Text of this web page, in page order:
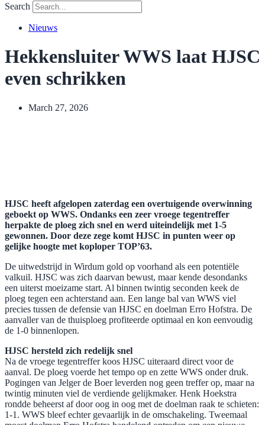
Search
Nieuws
Hekkensluiter WWS laat HJSC
even schrikken
March 27, 2026
HJSC heeft afgelopen zaterdag een overtuigende overwinning
geboekt op WWS. Ondanks een zeer vroege tegentreffer
herpakte de ploeg zich snel en werd uiteindelijk met 1-5
gewonnen. Door deze zege komt HJSC in punten weer op
gelijke hoogte met koploper TOP’63.
De uitwedstrijd in Wirdum gold op voorhand als een potentiële
valkuil. HJSC was zich daarvan bewust, maar kende desondanks
een uiterst moeizame start. Al binnen twintig seconden keek de
ploeg tegen een achterstand aan. Een lange bal van WWS viel
precies tussen de defensie van HJSC en doelman Erro Hofstra. De
aanvaller van de thuisploeg profiteerde optimaal en kon eenvoudig
de 1-0 binnenlopen.
HJSC hersteld zich redelijk snel
Na de vroege tegentreffer koos HJSC uiteraard direct voor de
aanval. De ploeg voerde het tempo op en zette WWS onder druk.
Pogingen van Jelger de Boer leverden nog geen treffer op, maar na
twintig minuten viel de verdiende gelijkmaker. Henk Hoekstra
rondde beheerst af door oog in oog met de doelman raak te schieten:
1-1. WWS bleef echter gevaarlijk in de omschakeling. Tweemaal